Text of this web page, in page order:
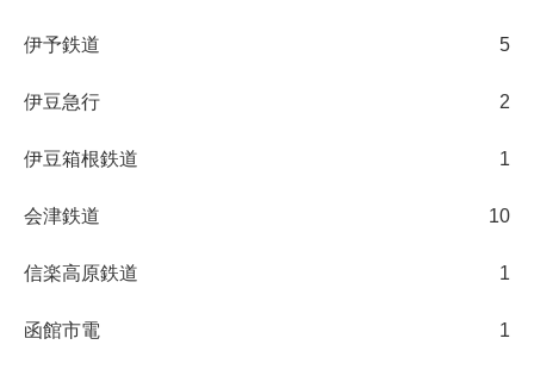
伊予鉄道 5
伊豆急行 2
伊豆箱根鉄道 1
会津鉄道 10
信楽高原鉄道 1
函館市電 1